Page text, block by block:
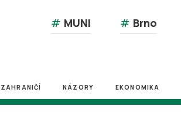
# MUNI # Brno
ZAHRANIČÍ NÁZORY EKONOMIKA